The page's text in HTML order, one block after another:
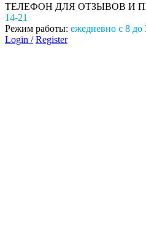
ТЕЛЕФОН ДЛЯ ОТЗЫВОВ И
14-21
Режим работы: ежедневно с 8 до
Login / Register